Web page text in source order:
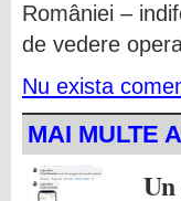
României –
de vedere
Nu exista
MAI MULTE